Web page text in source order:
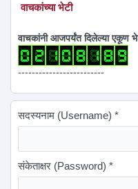
वाचकांच्या भेटी
वाचकांनी आजपर्यंत दिलेल्या एकूण
-------------------------
सदस्यनाम (Username) *
संकेताक्षर (Password) *